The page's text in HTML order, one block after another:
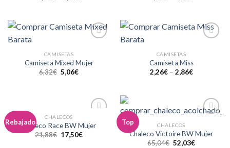
lista de
deseos
CAMISETAS
Camiseta Mixed Mujer
6,32€ 5,06€
CAMISETAS
Camiseta Miss
2,26€– 2,86€
Rebajado
a la
CHALECOS
Chaleco Race BW Mujer
21,88€ 17,50€
Top
lista de
CHALECOS
Chaleco Victoire BW Mujer
65,04€ 52,03€